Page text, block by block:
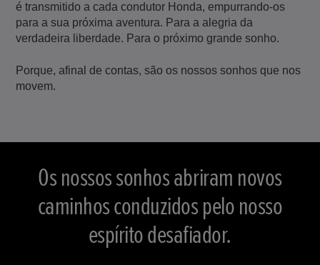
é transmitido a cada condutor Honda, empurrando-os
para a sua próxima aventura. Para a alegria da
verdadeira liberdade. Para o próximo grande sonho.
Porque, afinal de contas, são os nossos sonhos que nos
movem.
Os nossos sonhos abriram novos
caminhos conduzidos pelo nosso
espírito desafiador.